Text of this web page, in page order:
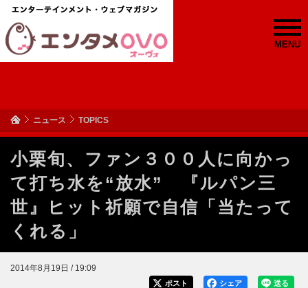
MENU
ニュース TOPICS
小栗旬、ファン３００人に向かっ
て打ち水を“放水” 『ルパン三
世』ヒット祈願で自信「当たって
くれる」
2014年8月19日 / 19:09
送る
シェア
ポスト